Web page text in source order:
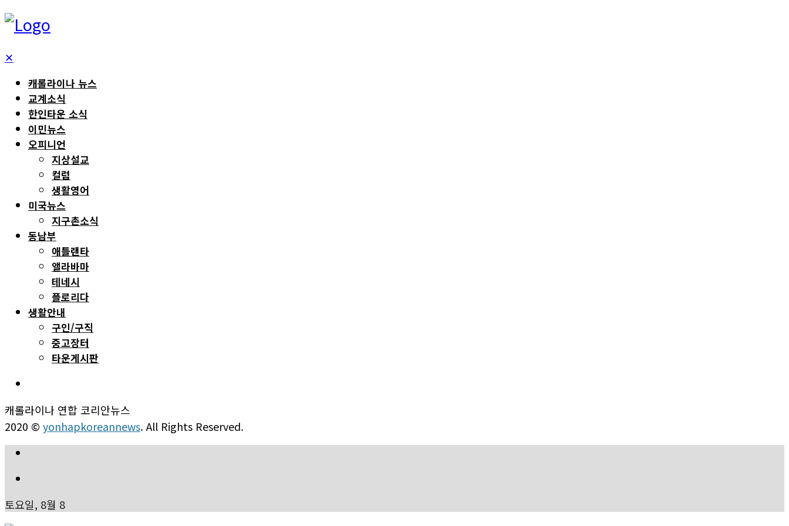
✕
캐롤라이나 뉴스
교계소식
한인타운 소식
이민뉴스
오피니언
지상설교
컬럼
생활영어
미국뉴스
지구촌소식
동남부
애틀랜타
앨라바마
테네시
플로리다
생활안내
구인/구직
중고장터
타운게시판
캐롤라이나 연합 코리안뉴스
2020 © yonhapkoreannews. All Rights Reserved.
토요일, 8월 8